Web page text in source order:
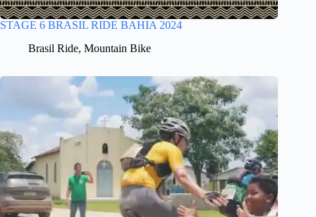
STAGE 6 BRASIL RIDE BAHIA 2024
Brasil Ride, Mountain Bike